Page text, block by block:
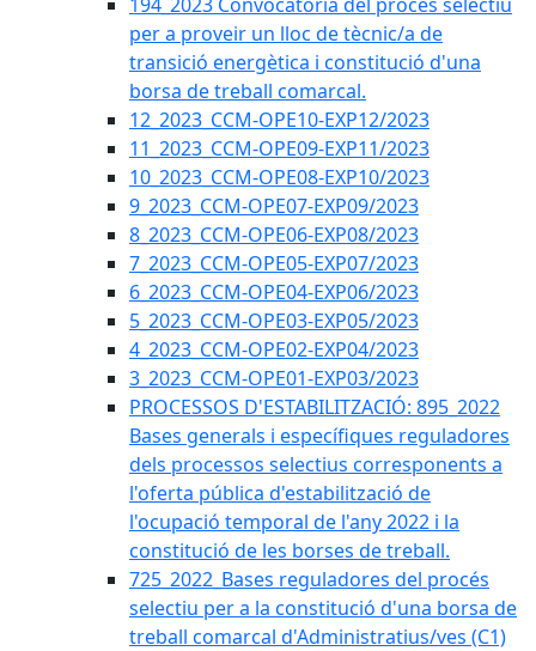
per a proveir un lloc de tècnic/a de
transició energètica i constitució d'una
borsa de treball comarcal.
12_2023_CCM-OPE10-EXP12/2023
11_2023_CCM-OPE09-EXP11/2023
10_2023_CCM-OPE08-EXP10/2023
9_2023_CCM-OPE07-EXP09/2023
8_2023_CCM-OPE06-EXP08/2023
7_2023_CCM-OPE05-EXP07/2023
6_2023_CCM-OPE04-EXP06/2023
5_2023_CCM-OPE03-EXP05/2023
4_2023_CCM-OPE02-EXP04/2023
3_2023_CCM-OPE01-EXP03/2023
PROCESSOS D'ESTABILITZACIÓ: 895_2022
Bases generals i específiques reguladores
dels processos selectius corresponents a
l'oferta pública d'estabilització de
l'ocupació temporal de l'any 2022 i la
constitució de les borses de treball.
725_2022_Bases reguladores del procés
selectiu per a la constitució d'una borsa de
treball comarcal d'Administratius/ves (C1)